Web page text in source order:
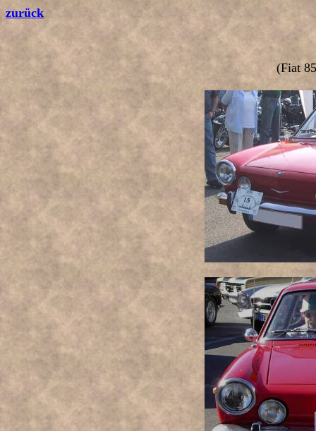
zurück
(Fiat